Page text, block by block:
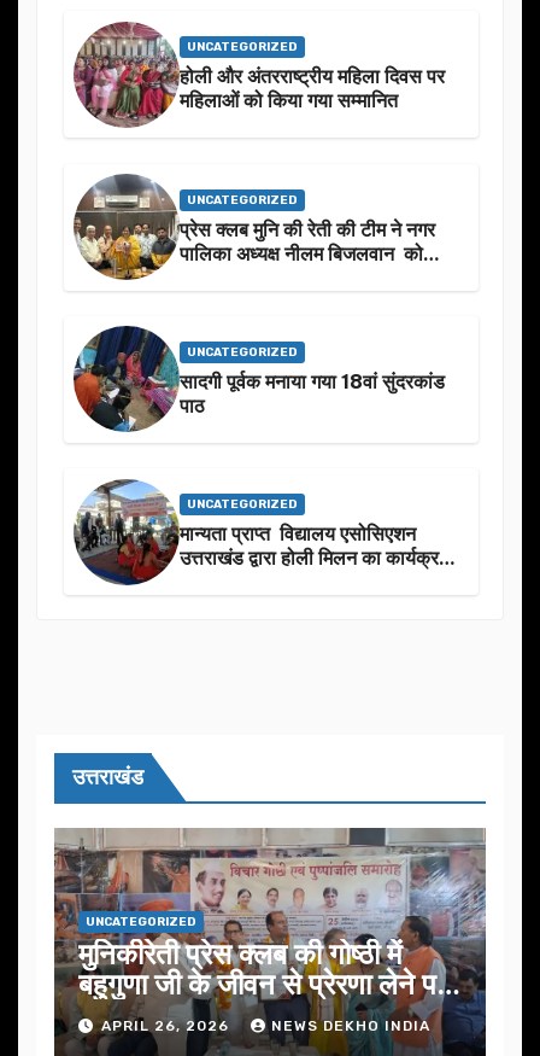
UNCATEGORIZED
होली और अंतरराष्ट्रीय महिला दिवस पर
महिलाओं को किया गया सम्मानित
UNCATEGORIZED
प्रेस क्लब मुनि की रेती की टीम ने नगर
पालिका अध्यक्ष नीलम बिजलवान को
UNCATEGORIZED
सादगी पूर्वक मनाया गया 18वां सुंदरकांड
पाठ
UNCATEGORIZED
मान्यता प्राप्त विद्यालय एसोसिएशन
उत्तराखंड द्वारा होली मिलन का कार्यक्रम
उत्तराखंड
UNCATEGORIZED
मुनिकीरेती प्रेस क्लब की गोष्ठी में
बहुगुणा जी के जीवन से प्रेरणा लेने पर
जोरAPRIL 26, 2026 NEWS DEKHO INDIA